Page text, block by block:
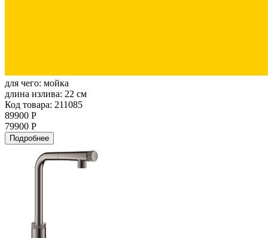
для чего: мойка
длина излива: 22 см
Код товара: 211085
89900 Р
79900 Р
Подробнее